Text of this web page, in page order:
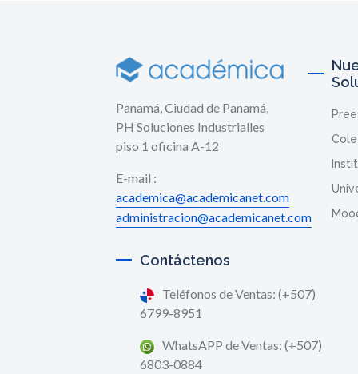
Panamá, Ciudad de Panamá,
PH Soluciones Industrialles
piso 1 oficina A-12
E-mail :
academica@academicanet.com
administracion@academicanet.com
Contáctenos
Teléfonos de Ventas: (+507)
6799-8951
WhatsAPP de Ventas: (+507)
6803-0884